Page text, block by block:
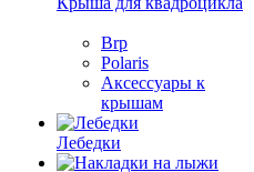
Brp
Polaris
Аксессуары к
крышам
Лебедки